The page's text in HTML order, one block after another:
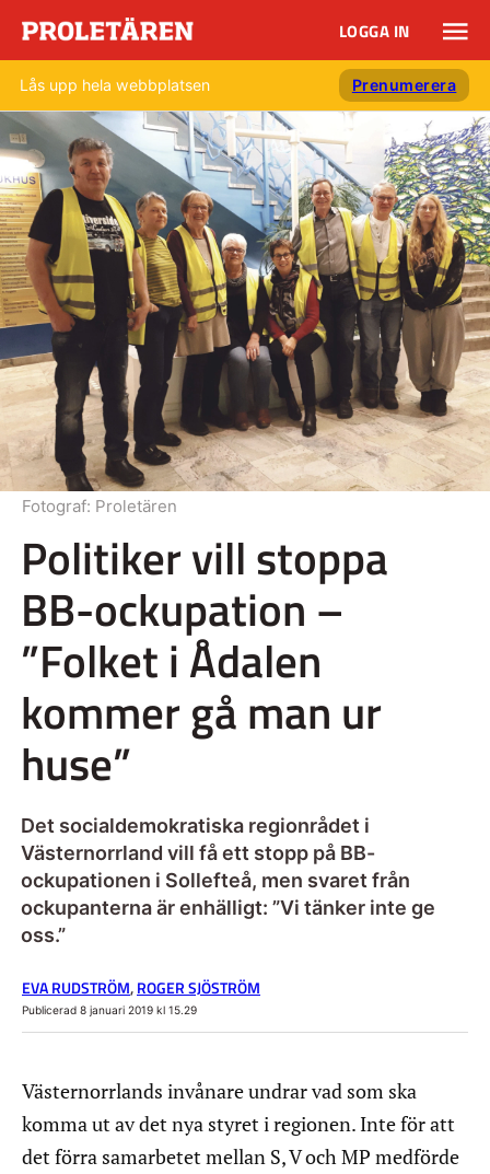
LOGGA IN
Lås upp hela webbplatsen Prenumerera
Politiker vill stoppa
BB-ockupation –
”Folket i Ådalen
kommer gå man ur
huse”
Det socialdemokratiska regionrådet i
Västernorrland vill få ett stopp på BB-
ockupationen i Sollefteå, men svaret från
ockupanterna är enhälligt: ”Vi tänker inte ge
oss.”
Fotograf: Proletären
EVA RUDSTRÖM,ROGER SJÖSTRÖM
Publicerad 8 januari 2019 kl 15.29
Västernorrlands invånare undrar vad som ska
komma ut av det nya styret i regionen. Inte för att
det förra samarbetet mellan S, V och MP medförde